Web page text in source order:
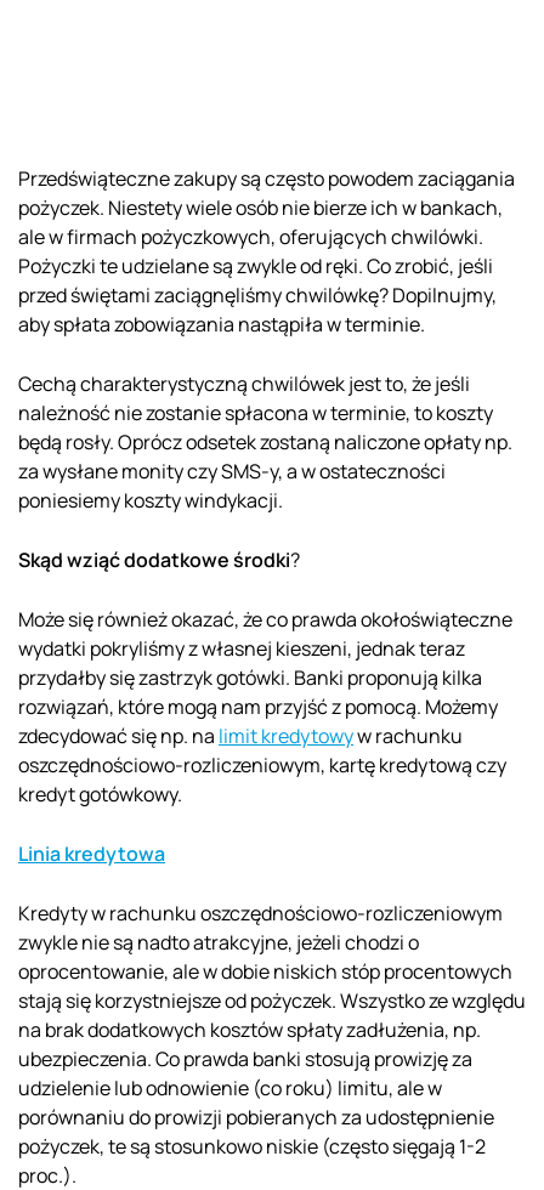
Przedświąteczne zakupy są często powodem zaciągania
pożyczek. Niestety wiele osób nie bierze ich w bankach,
ale w firmach pożyczkowych, oferujących chwilówki.
Pożyczki te udzielane są zwykle od ręki. Co zrobić, jeśli
przed świętami zaciągnęliśmy chwilówkę? Dopilnujmy,
aby spłata zobowiązania nastąpiła w terminie.
Cechą charakterystyczną chwilówek jest to, że jeśli
należność nie zostanie spłacona w terminie, to koszty
będą rosły. Oprócz odsetek zostaną naliczone opłaty np.
za wysłane monity czy SMS-y, a w ostateczności
poniesiemy koszty windykacji.
Skąd wziąć dodatkowe środki?
Może się również okazać, że co prawda okołoświąteczne
wydatki pokryliśmy z własnej kieszeni, jednak teraz
przydałby się zastrzyk gotówki. Banki proponują kilka
rozwiązań, które mogą nam przyjść z pomocą. Możemy
zdecydować się np. na limit kredytowyw rachunku
oszczędnościowo-rozliczeniowym, kartę kredytową czy
kredyt gotówkowy.
Linia kredytowa
Kredyty w rachunku oszczędnościowo-rozliczeniowym
zwykle nie są nadto atrakcyjne, jeżeli chodzi o
oprocentowanie, ale w dobie niskich stóp procentowych
stają się korzystniejsze od pożyczek. Wszystko ze względu
na brak dodatkowych kosztów spłaty zadłużenia, np.
ubezpieczenia. Co prawda banki stosują prowizję za
udzielenie lub odnowienie (co roku) limitu, ale w
porównaniu do prowizji pobieranych za udostępnienie
pożyczek, te są stosunkowo niskie (często sięgają 1-2
proc.).